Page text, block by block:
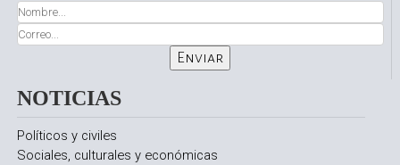
NOTICIAS
Políticos y civiles
Sociales, culturales y económicas